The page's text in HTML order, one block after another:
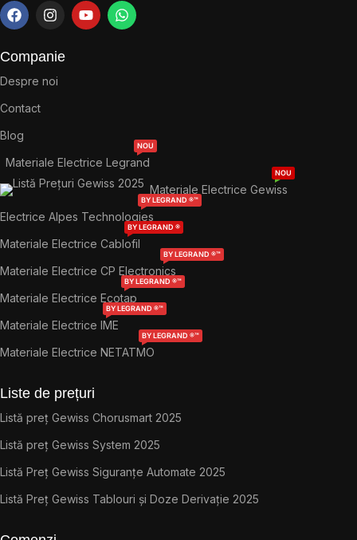
Companie
Despre noi
Contact
Blog
Materiale Electrice Legrand
NOU
Materiale Electrice Gewiss
NOU
Electrice Alpes Technologies
BY LEGRAND ®™
Materiale Electrice Cablofil
BY LEGRAND ®
Materiale Electrice CP Electronics
BY LEGRAND ®™
Materiale Electrice Ecotap
BY LEGRAND ®™
Materiale Electrice IME
BY LEGRAND ®™
Materiale Electrice NETATMO
BY LEGRAND ®™
Liste de prețuri
Listă preț Gewiss Chorusmart 2025
Listă preț Gewiss System 2025
Listă Preț Gewiss Siguranțe Automate 2025
Listă Preț Gewiss Tablouri și Doze Derivație 2025